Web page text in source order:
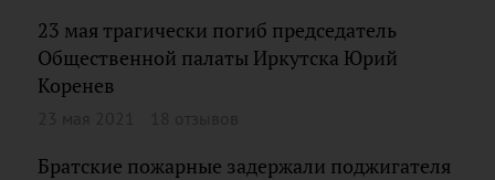
23 мая трагически погиб председатель
Общественной палаты Иркутска Юрий
Коренев
Братские пожарные задержали поджигателя